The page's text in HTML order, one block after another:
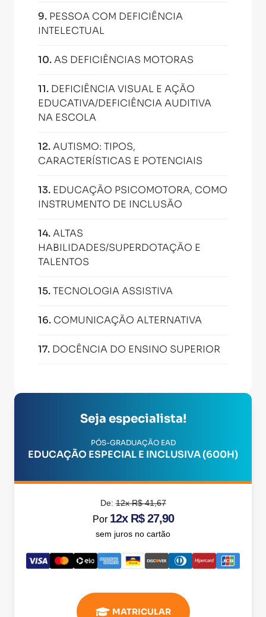
9. PESSOA COM DEFICIÊNCIA
INTELECTUAL
10.AS DEFICIÊNCIAS MOTORAS
11. DEFICIÊNCIA VISUAL E AÇÃO
EDUCATIVA/DEFICIÊNCIA AUDITIVA
NA ESCOLA
12.AUTISMO: TIPOS,
CARACTERÍSTICAS E POTENCIAIS
13. EDUCAÇÃO PSICOMOTORA, COMO
INSTRUMENTO DE INCLUSÃO
14.ALTAS
HABILIDADES/SUPERDOTAÇÃO E
TALENTOS
15.TECNOLOGIA ASSISTIVA
16. COMUNICAÇÃO ALTERNATIVA
17. DOCÊNCIA DO ENSINO SUPERIOR
Seja especialista!
PÓS-GRADUAÇÃO EAD
EDUCAÇÃO ESPECIAL E INCLUSIVA (600H)
De:12x R$ 41,67
Por 12x R$ 27,90
sem juros no cartão
MATRICULAR